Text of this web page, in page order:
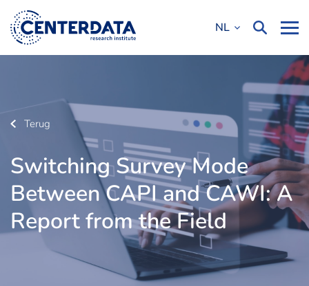
NL
Terug
Switching Survey Mode
Between CAPI and CAWI: A
Report from the Field